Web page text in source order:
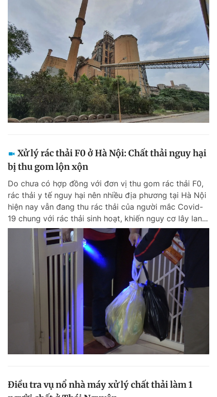
Xử lý rác thải F0 ở Hà Nội: Chất thải nguy hại
bị thu gom lộn xộn
Do chưa có hợp đồng với đơn vị thu gom rác thải F0,
rác thải y tế nguy hại nên nhiều địa phương tại Hà Nội
hiện nay vẫn đang thu rác thải của người mắc Covid-
19 chung với rác thải sinh hoạt, khiến nguy cơ lây lan...
Điều tra vụ nổ nhà máy xử lý chất thải làm 1